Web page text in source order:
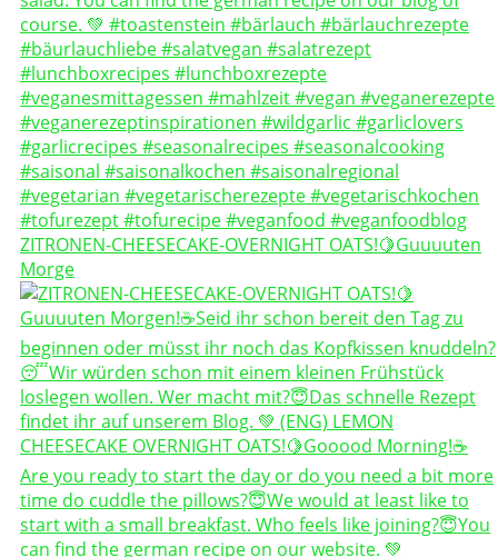
ZITRONEN-CHEESECAKE-OVERNIGHT OATS!🍋Guuuuten
Morge